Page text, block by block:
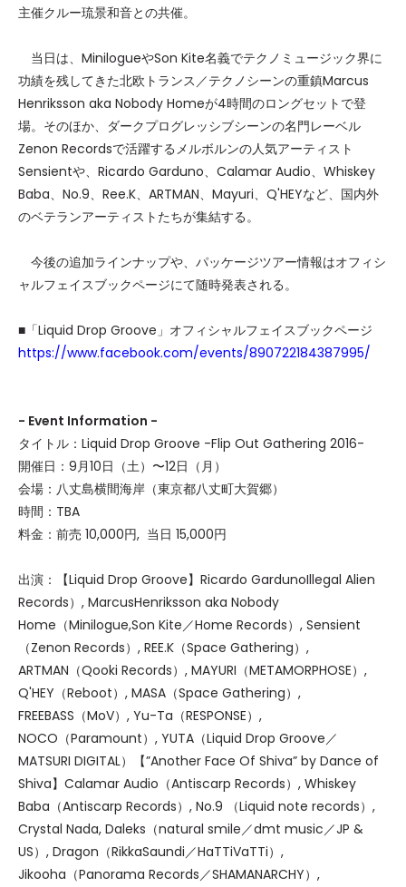
主催クルー琉景和音との共催。
当日は、MinilogueやSon Kite名義でテクノミュージック界に
功績を残してきた北欧トランス／テクノシーンの重鎮Marcus
Henriksson aka Nobody Homeが4時間のロングセットで登
場。そのほか、ダークプログレッシブシーンの名門レーベル
Zenon Recordsで活躍するメルボルンの人気アーティスト
Sensientや、Ricardo Garduno、Calamar Audio、Whiskey
Baba、No.9、Ree.K、ARTMAN、Mayuri、Q'HEYなど、国内外
のベテランアーティストたちが集結する。
今後の追加ラインナップや、パッケージツアー情報はオフィシ
ャルフェイスブックページにて随時発表される。
■「Liquid Drop Groove」オフィシャルフェイスブックページ
https://www.facebook.com/events/890722184387995/
- Event Information -
タイトル：Liquid Drop Groove -Flip Out Gathering 2016-
開催日：9月10日（土）〜12日（月）
会場：八丈島横間海岸（東京都八丈町大賀郷）
時間：TBA
料金：前売 10,000円, 当日 15,000円
出演：【Liquid Drop Groove】Ricardo GardunoIllegal Alien
Records）, MarcusHenriksson aka Nobody
Home（Minilogue,Son Kite／Home Records）, Sensient
（Zenon Records）, REE.K（Space Gathering）,
ARTMAN（Qooki Records）, MAYURI（METAMORPHOSE）,
Q'HEY（Reboot）, MASA（Space Gathering）,
FREEBASS（MoV）, Yu-Ta（RESPONSE）,
NOCO（Paramount）, YUTA（Liquid Drop Groove／
MATSURI DIGITAL）【”Another Face Of Shiva” by Dance of
Shiva】Calamar Audio（Antiscarp Records）, Whiskey
Baba（Antiscarp Records）, No.9 （Liquid note records）,
Crystal Nada, Daleks（natural smile／dmt music／JP &
US）, Dragon（RikkaSaundi／HaTTiVaTTi）,
Jikooha（Panorama Records／SHAMANARCHY）,